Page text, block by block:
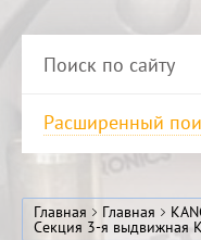
Расширенный
Главная Главная
Секция 3-я выдвижная